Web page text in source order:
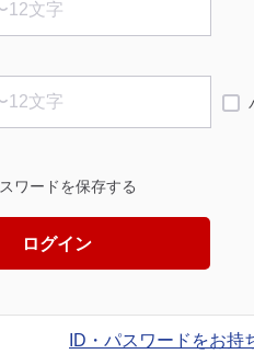
ワードを保存する
ログイン
ID・パスワードをお持